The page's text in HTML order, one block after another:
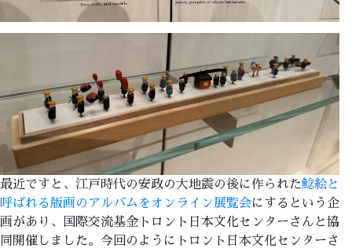
最近ですと、江戸時代の安政の大地震の後に作られた鯰絵と
呼ばれる版画のアルバムをオンライン展覧会にするという企
画があり、国際交流基金トロント日本文化センターさんと協
同開催しました。今回のようにトロント日本文化センターさ